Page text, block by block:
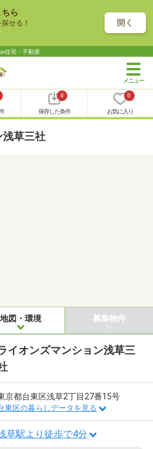
ら
せる！ 開く
住宅・不動産
0
保存した条件
0
お気に入り
浅草三社
地図・環境 募集物件
イオンズマンション浅草三
京都台東区浅草2丁目27番15号
東区の暮らしデータを見る
草駅より徒歩で4分